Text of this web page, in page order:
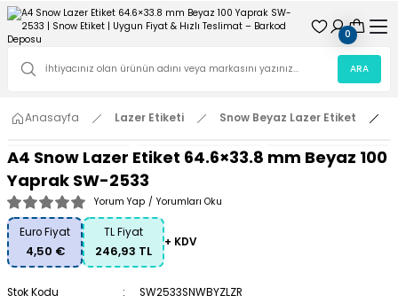
ARA
0
Anasayfa Lazer Etiketi Snow Beyaz Lazer Etiket
A4 Snow Lazer Etiket 64.6×33.8 mm Beyaz 100
Yaprak SW-2533
Yorum Yap / Yorumları Oku
Euro Fiyat
4,50 €
TL Fiyat
246,93 TL
+ KDV
Stok Kodu
SW2533SNWBYZLZR